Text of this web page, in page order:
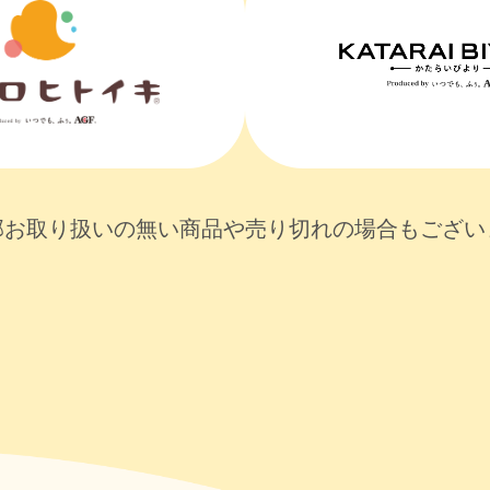
取り扱いの無い商品や売り切れの場合もござい